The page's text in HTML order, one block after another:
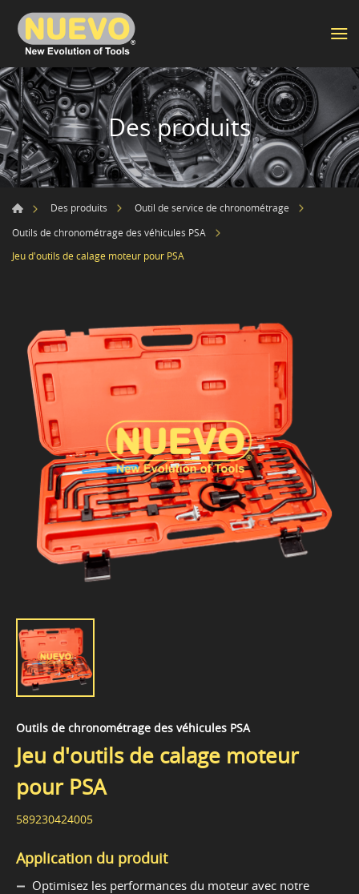
Des produits
Des produits
Outil de service de chronométrage
Outils de chronométrage des véhicules PSA
Jeu d'outils de calage moteur pour PSA
Outils de chronométrage des véhicules PSA
Jeu d'outils de calage moteur
pour PSA
589230424005
Application du produit
Optimisez les performances du moteur avec notre